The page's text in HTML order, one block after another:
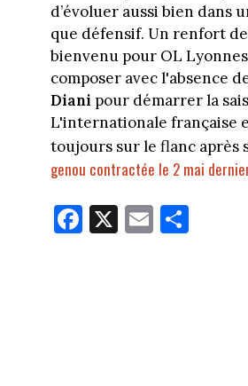
d’évoluer aussi bien dans
que défensif. Un renfort
bienvenu pour OL
composer avec l'absence
Diani pour démarrer la
L'internationale française
toujours sur le flanc après
genou contractée le 2 mai
Fa
ce
X E
m
Pa